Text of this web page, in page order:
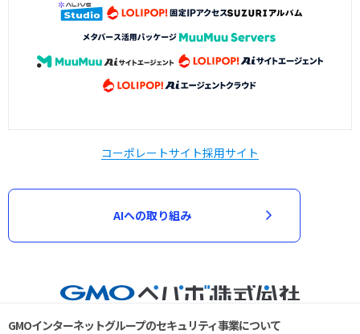
コーポレートサイト採用サイト
AIへの取り組み
GMOインターネットグループのセキュリティ事業について